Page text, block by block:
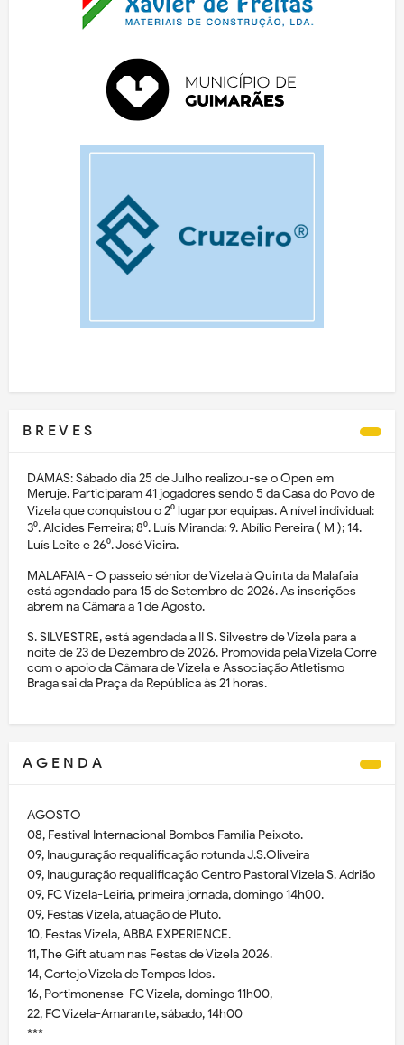
B R E V E S
DAMAS: Sábado dia 25 de Julho realizou-se o Open em
Meruje. Participaram 41 jogadores sendo 5 da Casa do Povo de
Vizela que conquistou o 2⁰ lugar por equipas. A nível individual:
3⁰. Alcides Ferreira; 8⁰. Luís Miranda; 9. Abílio Pereira ( M ); 14.
Luís Leite e 26⁰. José Vieira.
MALAFAIA - O passeio sénior de Vizela à Quinta da Malafaia
está agendado para 15 de Setembro de 2026. As inscrições
abrem na Câmara a 1 de Agosto.
S. SILVESTRE, está agendada a II S. Silvestre de Vizela para a
noite de 23 de Dezembro de 2026. Promovida pela Vizela Corre
com o apoio da Câmara de Vizela e Associação Atletismo
Braga sai da Praça da República às 21 horas.
A G E N D A
AGOSTO
08, Festival Internacional Bombos Família Peixoto.
09, Inauguração requalificação rotunda J.S.Oliveira
09, Inauguração requalificação Centro Pastoral Vizela S. Adrião
09, FC Vizela-Leiria, primeira jornada, domingo 14h00.
09, Festas Vizela, atuação de Pluto.
10, Festas Vizela, ABBA EXPERIENCE.
11, The Gift atuam nas Festas de Vizela 2026.
14, Cortejo Vizela de Tempos Idos.
16, Portimonense-FC Vizela, domingo 11h00,
22, FC Vizela-Amarante, sábado, 14h00
***